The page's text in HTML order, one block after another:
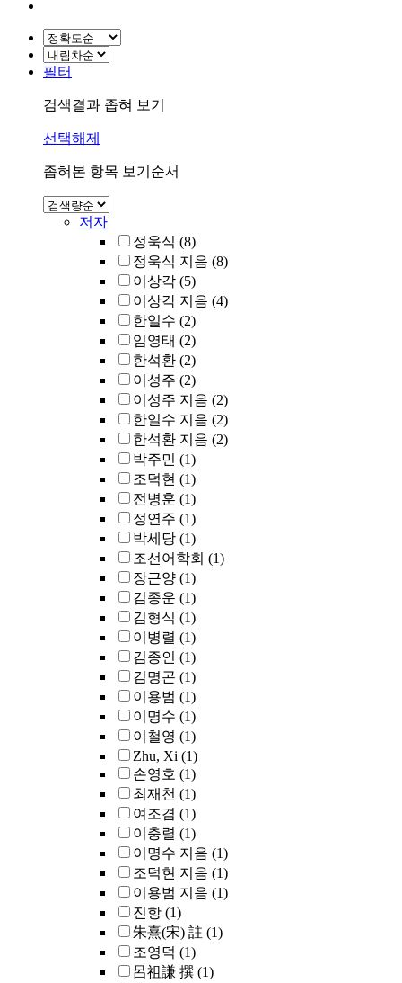
필터
검색결과 좁혀 보기
선택해제
좁혀본 항목 보기순서
저자
정욱식 (8)
정욱식 지음 (8)
이상각 (5)
이상각 지음 (4)
한일수 (2)
임영태 (2)
한석환 (2)
이성주 (2)
이성주 지음 (2)
한일수 지음 (2)
한석환 지음 (2)
박주민 (1)
조덕현 (1)
전병훈 (1)
정연주 (1)
박세당 (1)
조선어학회 (1)
장근양 (1)
김종운 (1)
김형식 (1)
이병렬 (1)
김종인 (1)
김명곤 (1)
이용범 (1)
이명수 (1)
이철영 (1)
Zhu, Xi (1)
손영호 (1)
최재천 (1)
여조겸 (1)
이충렬 (1)
이명수 지음 (1)
조덕현 지음 (1)
이용범 지음 (1)
진항 (1)
朱熹(宋) 註 (1)
조영덕 (1)
呂祖謙 撰 (1)